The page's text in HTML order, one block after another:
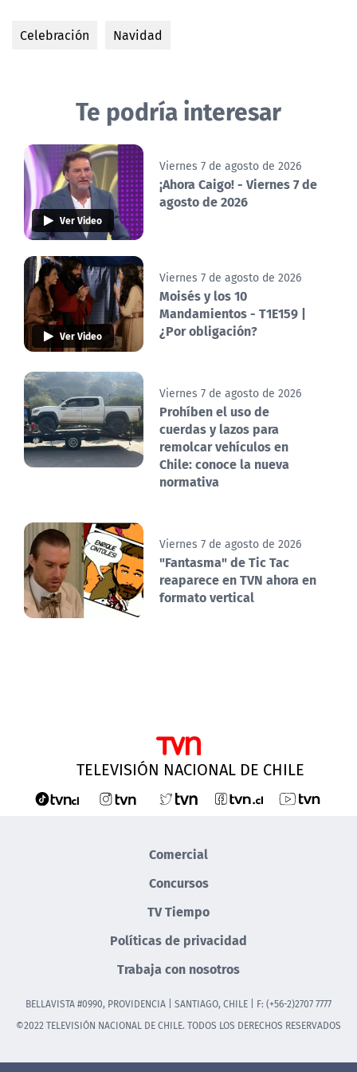
Celebración Navidad
Te podría interesar
Ver Video
Viernes 7 de agosto de 2026
¡Ahora Caigo! - Viernes 7 de
agosto de 2026
Ver Video
Viernes 7 de agosto de 2026
Moisés y los 10
Mandamientos - T1E159 |
¿Por obligación?
Viernes 7 de agosto de 2026
Prohíben el uso de
cuerdas y lazos para
remolcar vehículos en
Chile: conoce la nueva
normativa
Viernes 7 de agosto de 2026
"Fantasma" de Tic Tac
reaparece en TVN ahora en
formato vertical
TELEVISIÓN NACIONAL DE CHILE
Comercial
Concursos
TV Tiempo
Políticas de privacidad
Trabaja con nosotros
BELLAVISTA #0990, PROVIDENCIA | SANTIAGO, CHILE | F: (+56-2)2707 7777
©2022 TELEVISIÓN NACIONAL DE CHILE. TODOS LOS DERECHOS RESERVADOS